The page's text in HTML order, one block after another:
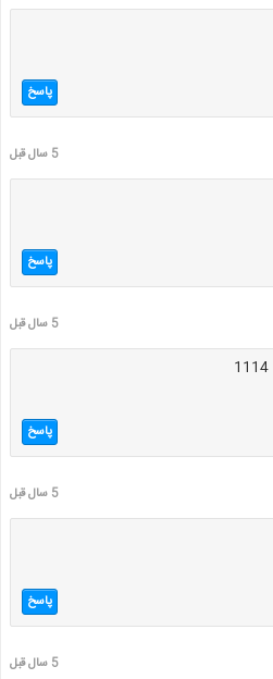
پاسخ
5 سال قبل
پاسخ
5 سال قبل
پاسخ
5 سال قبل
پاسخ
5 سال قبل